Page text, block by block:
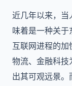
近几年以来，当
味着是一种关
互联网进程的加
物流、金融科技
出其可观远景。